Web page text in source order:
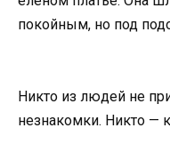
покойным, но под
Никто из людей не
незнакомки. Никто —